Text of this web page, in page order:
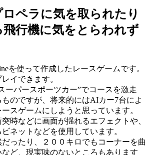
ペラに気を取られたり
行機に気をとらわれず
を使って作成したレースゲームです。
イできます。
ーパースポーツカー”でコースを激走
のですが、将来的にはAIカー7台によ
スゲームにしようと思っています。
時などに画面が揺れるエフェクトや、
ネットなどを使用しています。
ったり、２００キロでもコーナーを曲
ど、現実味のないところもあります